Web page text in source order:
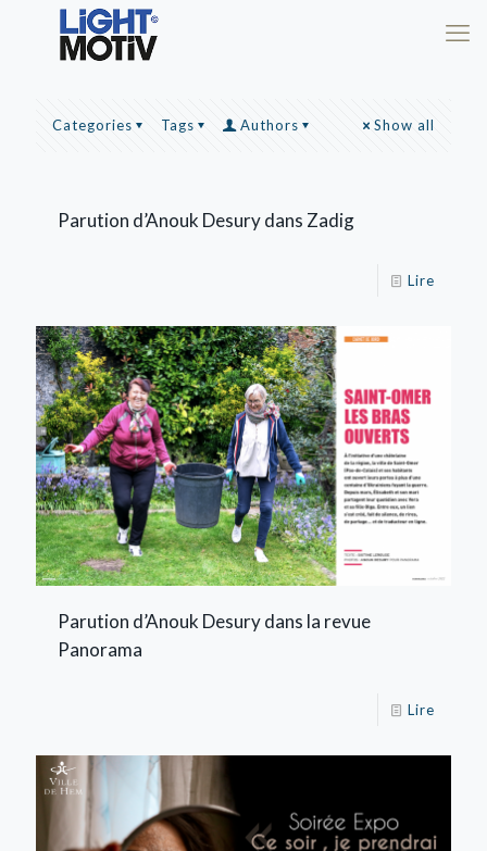
Categories Tags Authors Show all
Parution d’Anouk Desury dans Zadig
Lire
Parution d’Anouk Desury dans la revue
Panorama
Lire